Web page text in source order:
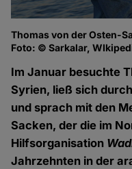
Thomas von der Osten-
Foto: © Sarkalar,
Im Januar besuchte
Syrien, ließ sich
und sprach mit den
Sacken, der die im
Hilfsorganisation
Jahrzehnten in der